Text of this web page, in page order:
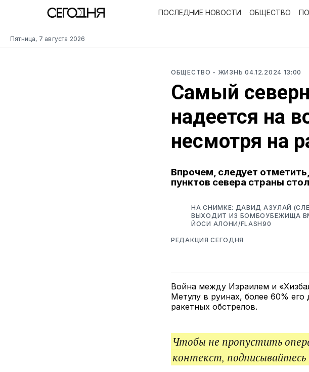
Пятница, 7 августа 2026
ПОСЛЕДНИЕ НОВОСТИ ОБЩЕСТВО
ОБЩЕСТВО - ЖИЗНЬ 04.12.2024 13:00
Самый
надеется на
несмотря на
Впрочем, следует
пунктов севера страны
НА СНИМКЕ: ДАВИД АЗУЛАЙ
ВЫХОДИТ ИЗ БОМБОУБЕЖИЩА
ЙОСИ АЛОНИ/FLASH90
РЕДАКЦИЯ СЕГОДНЯ
Война между Израилем и
Метулу в руинах, более 60%
ракетных обстрелов.
Чтобы не пропустить
контекст, подписывайтесь